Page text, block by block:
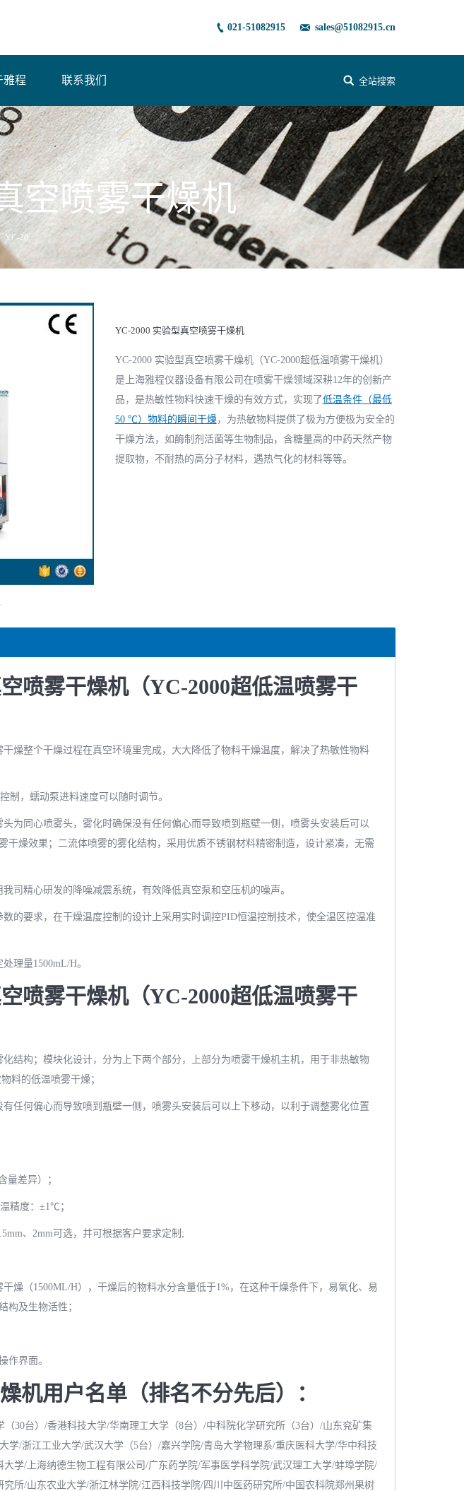
021-51082915 sales@51082915.cn
雅程 联系我们 全站搜索
空喷雾干燥机
YC-20…
YC-2000 实验型真空喷雾干燥机
YC-2000 实验型真空喷雾干燥机（YC-2000超低温喷雾干燥机）
是上海雅程仪器设备有限公司在喷雾干燥领域深耕12年的创新产
品，是热敏性物料快速干燥的有效方式，实现了低温条件（最低
50 ℃）物料的瞬间干燥，为热敏物料提供了极为方便极为安全的
干燥方法，如酶制剂活菌等生物制品，含糖量高的中药天然产物
提取物，不耐热的高分子材料，遇热气化的材料等等。
喷雾干燥机（YC-2000超低温喷雾干
干燥整个干燥过程在真空环境里完成，大大降低了物料干燥温度，解决了热敏性物料
制，蠕动泵进料速度可以随时调节。
为同心喷雾头，雾化时确保没有任何偏心而导致喷到瓶壁一侧，喷雾头安装后可以
干燥效果；二流体喷雾的雾化结构，采用优质不锈钢材料精密制造，设计紧凑，无需
司精心研发的降噪减震系统，有效降低真空泵和空压机的噪声。
的要求，在干燥温度控制的设计上采用实时调控PID恒温控制技术，使全温区控温准
理量1500mL/H。
喷雾干燥机（YC-2000超低温喷雾干
结构；模块化设计，分为上下两个部分，上部分为喷雾干燥机主机，用于非热敏物
料的低温喷雾干燥；
任何偏心而导致喷到瓶壁一侧，喷雾头安装后可以上下移动，以利于调整雾化位置
量差异）；
精度：±1℃；
、2mm可选，并可根据客户要求定制;
燥（1500ML/H），干燥后的物料水分含量低于1%，在这种干燥条件下，易氧化、易
构及生物活性；
作界面。
机用户名单（排名不分先后）：
30台）/香港科技大学/华南理工大学（8台）/中科院化学研究所（3台）/山东兖矿集
学/浙江工业大学/武汉大学（5台）/嘉兴学院/青岛大学物理系/重庆医科大学/华中科技
学/上海纳德生物工程有限公司/广东药学院/军事医学科学院/武汉理工大学/蚌埠学院/
所/山东农业大学/浙江林学院/江西科技学院/四川中医药研究所/中国农科院郑州果树